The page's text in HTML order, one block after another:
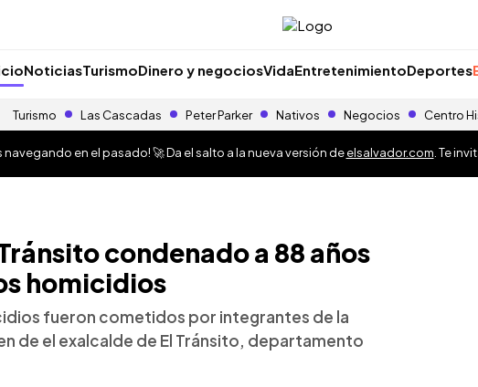
NoticiasTurismoDinero y negociosVidaEntretenimientoDeportes
Turismo Las Cascadas Peter Parker Nativos Negocios Centro
navegando en el pasado! 🚀 Da el salto a la nueva versión deelsalvador.com . Te
condenado a 88 años
homicidios
fueron cometidos por integrantes de la
de el exalcalde de El Tránsito, departamento